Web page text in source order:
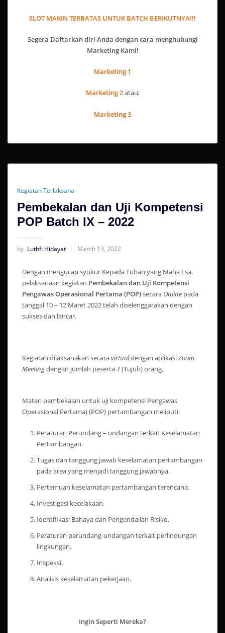
SLOT MAKIN TERBATAS UNTUK BATCH BERIKUTNYA!!!
Segera Daftarkan diri Anda dengan cara menghubungi
Marketing Kami!
Marketing 1
Marketing 2atau;
Marketing 3
Kegiatan Terlaksana
Pembekalan dan Uji Kompetensi
POP Batch IX – 2022
by Luthfi Hidayat March 13, 2022
Dengan mengucap syukur Kepada Tuhan yang Maha Esa,
pelaksanaan kegiatan Pembekalan dan Uji Kompetensi
Pengawas Operasional Pertama (POP)secara Onlinepada
tanggal 10 – 12 Maret 2022 telah diselenggarakan dengan
sukses dan lancar.
Kegiatan dilaksanakan secaravirtualdengan aplikasiZoom
Meetingdengan jumlah peserta 7 (Tujuh) orang.
Materi pembekalan untuk uji kompetensi Pengawas
Operasional Pertama) (POP) pertambangan meliputi:
Peraturan Perundang – undangan terkait Keselamatan
Pertambangan.
Tugas dan tanggung jawab keselamatan pertambangan
pada area yang menjadi tanggung jawabnya.
Pertemuan keselamatan pertambangan terencana.
Investigasi kecelakaan.
Identifikasi Bahaya dan Pengendalian Risiko.
Peraturan perundang-undangan terkait perlindungan
lingkungan.
Inspeksi.
Analisis keselamatan pekerjaan.
Ingin Seperti Mereka?